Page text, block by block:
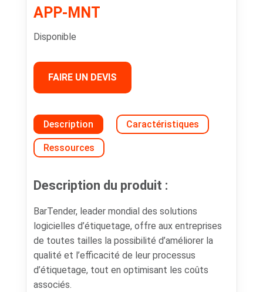
APP-MNT
Disponible
FAIRE UN DEVIS
Description Caractéristiques
Ressources
Description du produit :
BarTender, leader mondial des solutions
logicielles d’étiquetage, offre aux entreprises
de toutes tailles la possibilité d’améliorer la
qualité et l’efficacité de leur processus
d’étiquetage, tout en optimisant les coûts
associés.